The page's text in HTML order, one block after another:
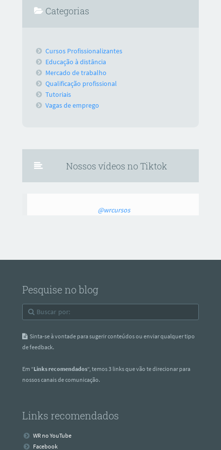
Categorias
Cursos Profissionalizantes
Educação à distância
Mercado de trabalho
Qualificação profissional
Tutoriais
Vagas de emprego
Nossos vídeos no Tiktok
@wrcursos
Pesquise no blog
Sinta-se à vontade para sugerir conteúdos ou enviar qualquer tipo
de feedback.
Em “Links recomendados“, temos 3 links que vão te direcionar para
nossos canais de comunicação.
Links recomendados
WR no YouTube
Facebook